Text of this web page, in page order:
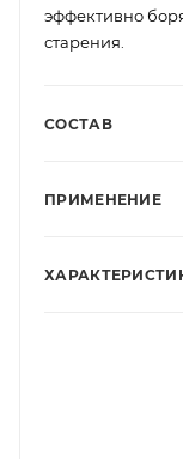
эффективно
старения.
СОСТАВ
ПРИМЕНЕНИЕ